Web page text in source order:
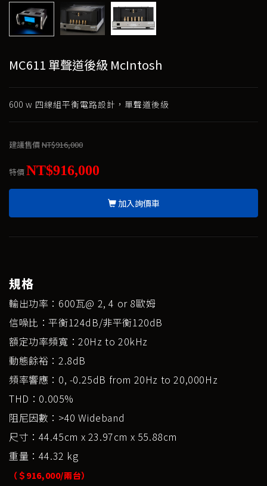
MC611 單聲道後級 McIntosh
600 w 四線組平衡電路設計，單聲道後級
建議售價NT$916,000
特價NT$916,000
加入詢價車
規格
輸出功率：600瓦@ 2, 4 or 8歐姆
信噪比：平衡124dB/非平衡120dB
額定功率頻寬：20Hz to 20kHz
動態餘裕：2.8dB
頻率響應：0, -0.25dB from 20Hz to 20,000Hz
THD：0.005%
阻尼因數：>40 Wideband
尺寸：44.45cm x 23.97cm x 55.88cm
重量：44.32 kg
（＄916,000/兩台）